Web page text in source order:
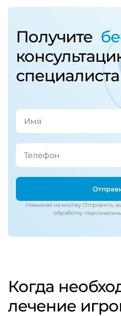
Получите
специалиста
Нажимая на кнопку Отправить,
обработку
Когда
лечение